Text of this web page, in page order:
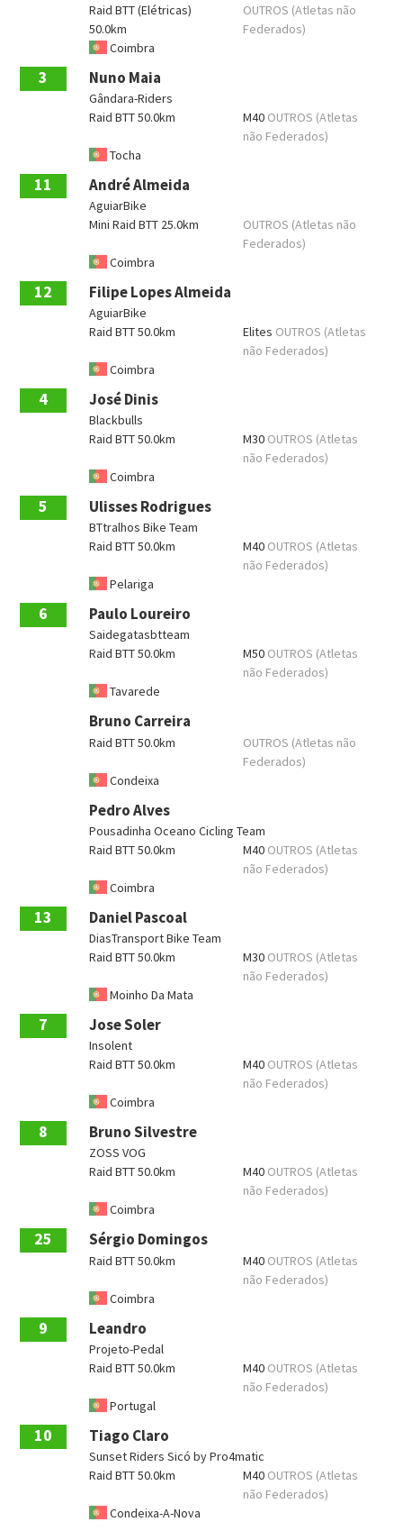
Raid BTT (Elétricas)
50.0km
OUTROS (Atletas não
Federados)
Coimbra
3 Nuno Maia
Gândara-Riders
Raid BTT 50.0km
M40 OUTROS (Atletas
não Federados)
Tocha
11 André Almeida
AguiarBike
Mini Raid BTT 25.0km
OUTROS (Atletas não
Federados)
Coimbra
12 Filipe Lopes Almeida
AguiarBike
Raid BTT 50.0km
Elites OUTROS (Atletas
não Federados)
Coimbra
4 José Dinis
Blackbulls
Raid BTT 50.0km
M30 OUTROS (Atletas
não Federados)
Coimbra
5 Ulisses Rodrigues
BTtralhos Bike Team
Raid BTT 50.0km
M40 OUTROS (Atletas
não Federados)
Pelariga
6 Paulo Loureiro
Saidegatasbtteam
Raid BTT 50.0km
M50 OUTROS (Atletas
não Federados)
Tavarede
Bruno Carreira
Raid BTT 50.0km
OUTROS (Atletas não
Federados)
Condeixa
Pedro Alves
Pousadinha Oceano Cicling Team
Raid BTT 50.0km
M40 OUTROS (Atletas
não Federados)
Coimbra
13 Daniel Pascoal
DiasTransport Bike Team
Raid BTT 50.0km
M30 OUTROS (Atletas
não Federados)
Moinho Da Mata
7 Jose Soler
Insolent
Raid BTT 50.0km
M40 OUTROS (Atletas
não Federados)
Coimbra
8 Bruno Silvestre
ZOSS VOG
Raid BTT 50.0km
M40 OUTROS (Atletas
não Federados)
Coimbra
25 Sérgio Domingos
Raid BTT 50.0km M40 OUTROS (Atletas
não Federados)
Coimbra
9 Leandro
Projeto-Pedal
Raid BTT 50.0km
M40 OUTROS (Atletas
não Federados)
Portugal
10 Tiago Claro
Sunset Riders Sicó by Pro4matic
Raid BTT 50.0km
M40 OUTROS (Atletas
não Federados)
Condeixa-A-Nova